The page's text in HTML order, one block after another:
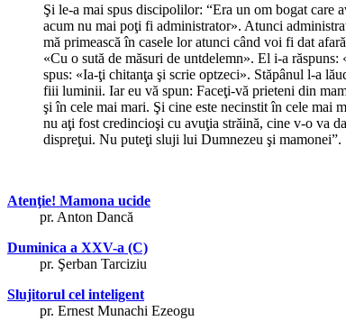
Şi le-a mai spus discipolilor: “Era un om bogat care
acum nu mai poţi fi administrator». Atunci
mă primească în casele lor atunci când voi fi dat
«Cu o sută de măsuri de untdelemn». El i-a
spus: «Ia-ţi chitanţa şi scrie optzeci». Stăpânul l-a
fiii luminii. Iar eu vă spun: Faceţi-vă prieteni din
şi în cele mai mari. Şi cine este necinstit în cele mai
nu aţi fost credincioşi cu avuţia străină, cine v-o va
dispreţui. Nu puteţi sluji lui Dumnezeu şi mamonei”.
Atenţie! Mamona ucide
pr. Anton Dancă
Duminica a XXV-a (C)
pr. Şerban Tarciziu
Slujitorul cel inteligent
pr. Ernest Munachi Ezeogu